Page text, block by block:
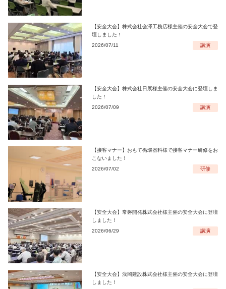
【安全大会】株式会社会澤工務店様主催の安全大会で登
壇しました！
2026/07/11
講演
【安全大会】株式会社日展様主催の安全大会に登壇しま
した！
2026/07/09
講演
【接客マナー】おもて循環器科様で接客マナー研修をお
こないました！
2026/07/02
研修
【安全大会】常磐開発株式会社様主催の安全大会に登壇
しました！
2026/06/29
講演
【安全大会】浅岡建設株式会社様主催の安全大会に登壇
しました！